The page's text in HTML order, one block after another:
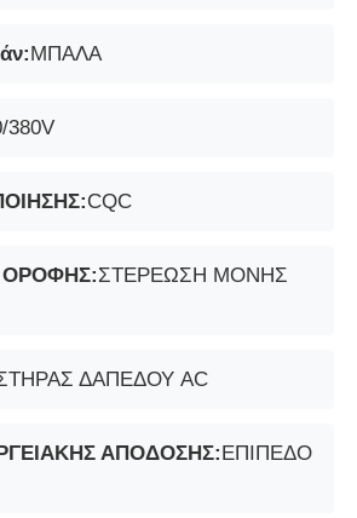
καλωδίων
και υποδοχή
ΜΠΑΛΑ
380V
CQC
ΣΤΕΡΕΩΣΗ ΜΟΝΗΣ
ΔΑΠΕΔΟΥ AC
ΑΠΟΔΟΣΗΣ:ΕΠΙΠΕΔΟ